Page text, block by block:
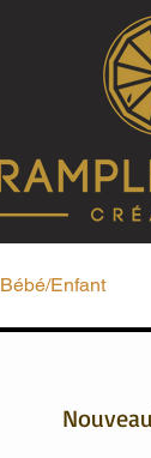
Bébé/Enfant